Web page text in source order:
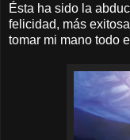
Ésta ha sido la
felicidad, más
tomar mi mano todo